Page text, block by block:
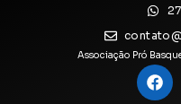
Associação Pró